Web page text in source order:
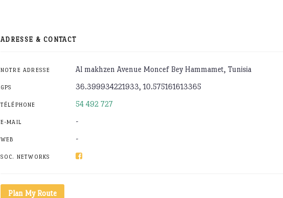
ADRESSE & CONTACT
NOTRE ADRESSE Al makhzen Avenue Moncef Bey Hammamet, Tunisia
GPS 36.399934221933, 10.575161613365
TÉLÉPHONE 54 492 727
E-MAIL -
WEB -
SOC. NETWORKS
Plan My Route